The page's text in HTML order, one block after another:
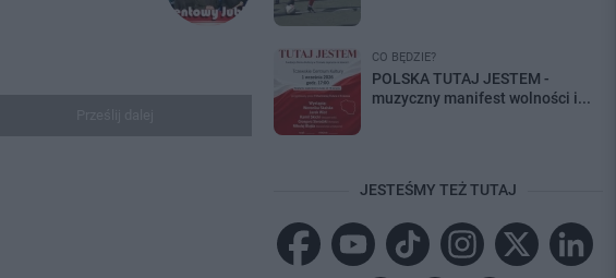
CO BĘDZIE?
POLSKA TUTAJ JESTEM -
muzyczny manifest wolności i...
JESTEŚMY TEŻ TUTAJ